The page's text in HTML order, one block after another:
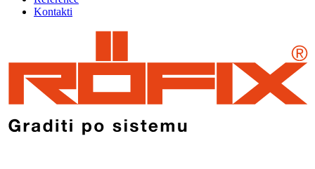
Kontakti